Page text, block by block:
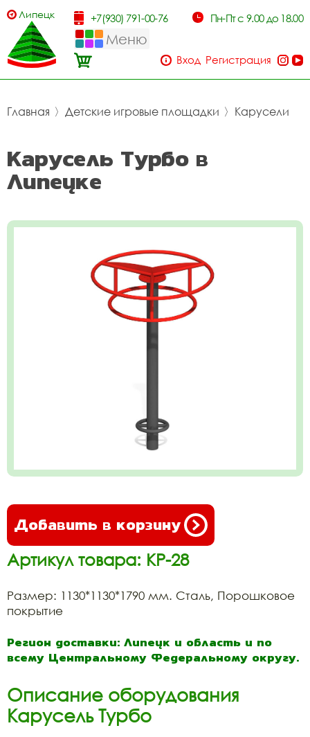
Липецк +7(930) 791-00-76 Пн-Пт с 9.00 до 18.00
Меню
Вход Регистрация
Главная 〉 Детские игровые площадки 〉 Карусели
Карусель Турбо в
Липецке
Добавить в корзину
Артикул товара: КР-28
Размер: 1130*1130*1790 мм. Сталь, Порошковое
покрытие
Регион доставки: Липецк и область и по
всему Центральному Федеральному округу.
Описание оборудования
Карусель Турбо